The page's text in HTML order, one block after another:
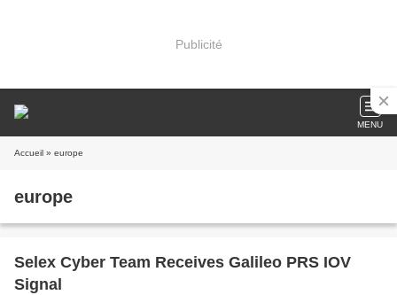
Publicité
MENU
Accueil » europe
europe
Selex Cyber Team Receives Galileo PRS IOV
Signal